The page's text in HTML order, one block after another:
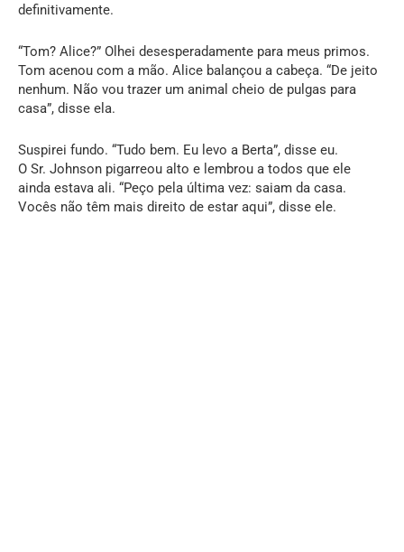
definitivamente.
“Tom? Alice?” Olhei desesperadamente para meus primos.
Tom acenou com a mão. Alice balançou a cabeça. “De jeito
nenhum. Não vou trazer um animal cheio de pulgas para
casa”, disse ela.
Suspirei fundo. “Tudo bem. Eu levo a Berta”, disse eu.
O Sr. Johnson pigarreou alto e lembrou a todos que ele
ainda estava ali. “Peço pela última vez: saiam da casa.
Vocês não têm mais direito de estar aqui”, disse ele.